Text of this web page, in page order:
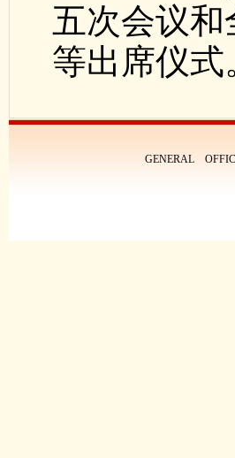
五次会议
等出席仪式
GENERAL